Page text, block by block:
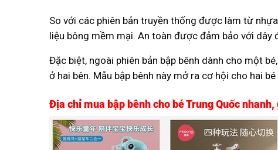
So với các phiên bản truyền thống được làm từ
liệu bông mềm mại. An toàn được đảm bảo với dây
Đặc biệt, ngoài phiên bản bập bênh dành cho một
ở hai bên. Mẫu bập bênh này mở ra cơ hội cho hai
Địa chỉ mua bập bênh cho bé Trung Quốc